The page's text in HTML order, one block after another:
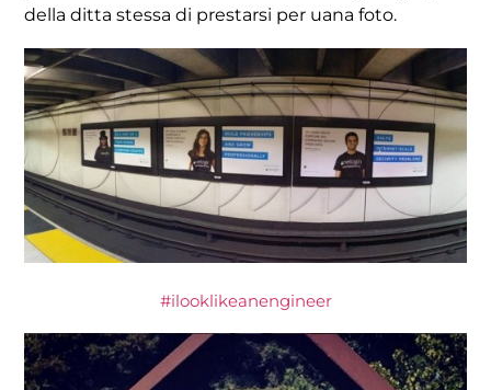
della ditta stessa di prestarsi per uana foto.
#ilooklikeanengineer